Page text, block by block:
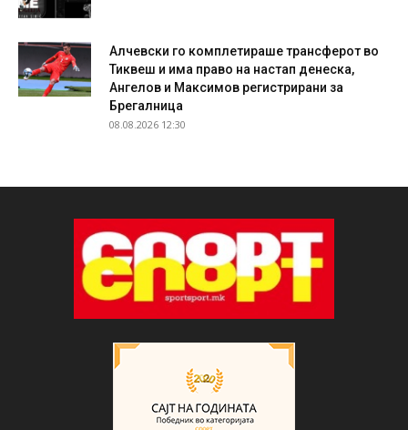
Алчевски го комплетираше трансферот во
Тиквеш и има право на настап денеска,
Ангелов и Максимов регистрирани за
Брегалница
08.08.2026 12:30